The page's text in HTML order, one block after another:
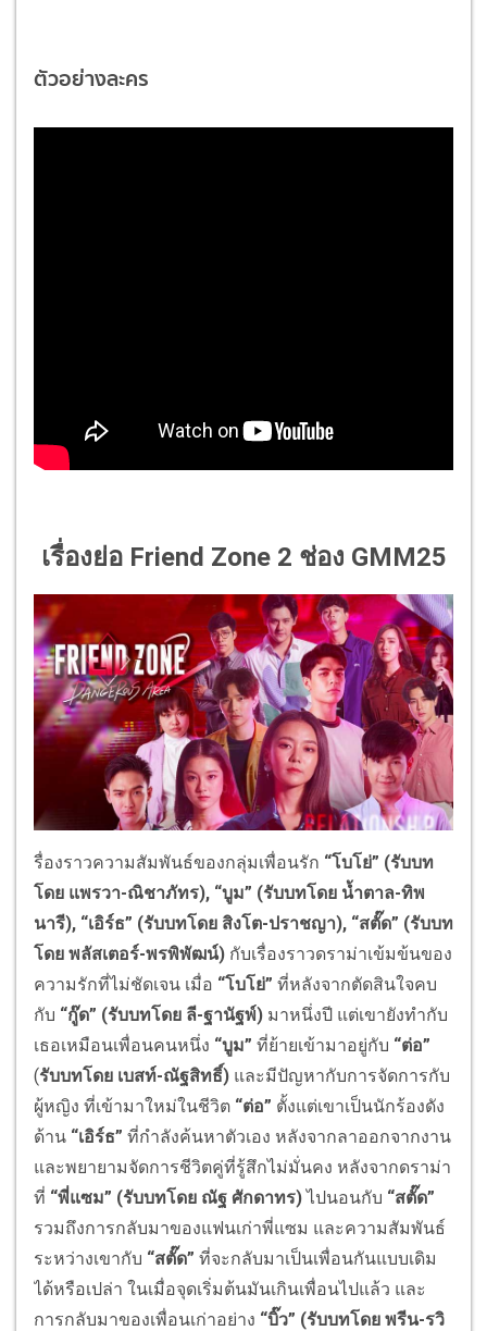
ตัวอย่างละคร
เรื่องย่อ Friend Zone 2 ช่อง GMM25
รื่องราวความสัมพันธ์ของกลุ่มเพื่อนรัก “โบโย่” (รับบท
โดย แพรวา-ณิชาภัทร), “บูม” (รับบทโดย น้ำตาล-ทิพ
นารี), “เอิร์ธ” (รับบทโดย สิงโต-ปราชญา), “สตั๊ด” (รับบท
โดย พลัสเตอร์-พรพิพัฒน์) กับเรื่องราวดราม่าเข้มข้นของ
ความรักที่ไม่ชัดเจน เมื่อ “โบโย่” ที่หลังจากตัดสินใจคบ
กับ “กู๊ด” (รับบทโดย ลี-ฐานัฐพ์) มาหนึ่งปี แต่เขายังทำกับ
เธอเหมือนเพื่อนคนหนึ่ง “บูม” ที่ย้ายเข้ามาอยู่กับ “ต่อ”
(รับบทโดย เบสท์-ณัฐสิทธิ์) และมีปัญหากับการจัดการกับ
ผู้หญิง ที่เข้ามาใหม่ในชีวิต “ต่อ” ตั้งแต่เขาเป็นนักร้องดัง
ด้าน “เอิร์ธ” ที่กำลังค้นหาตัวเอง หลังจากลาออกจากงาน
และพยายามจัดการชีวิตคู่ที่รู้สึกไม่มั่นคง หลังจากดราม่า
ที่ “พี่แซม” (รับบทโดย ณัฐ ศักดาทร)ไปนอนกับ “สตั๊ด”
รวมถึงการกลับมาของแฟนเก่าพี่แซม และความสัมพันธ์
ระหว่างเขากับ “สตั๊ด” ที่จะกลับมาเป็นเพื่อนกันแบบเดิม
ได้หรือเปล่า ในเมื่อจุดเริ่มต้นมันเกินเพื่อนไปแล้ว และ
การกลับมาของเพื่อนเก่าอย่าง “บิ๊ว” (รับบทโดย พรีน-รวิ